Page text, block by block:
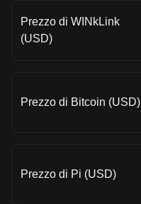
Prezzo di WINkLink
(USD)
Prezzo di Bitcoin (USD)
Prezzo di Pi (USD)